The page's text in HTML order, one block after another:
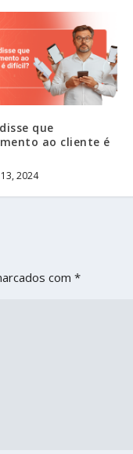
que
ao cliente é
2024
com*